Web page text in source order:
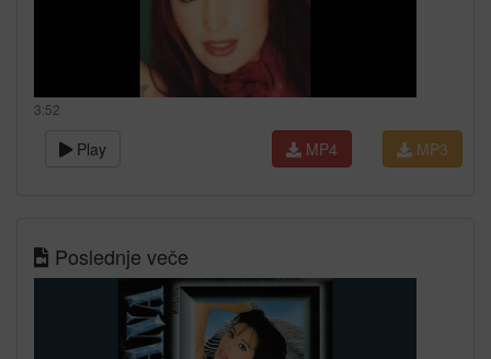
3:52
Play MP3
MP4
Poslednje veče